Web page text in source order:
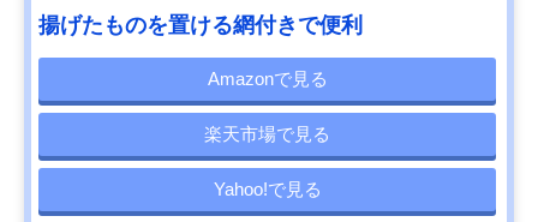
揚げたものを置ける網付きで便利
Amazonで見る
楽天市場で見る
Yahoo!で見る